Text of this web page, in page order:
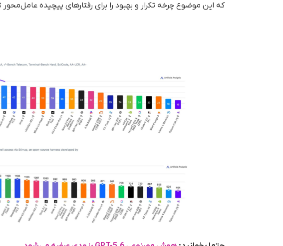
که این موضوع چرخه تکرار و بهبود را برای رفتارهای پیچیده